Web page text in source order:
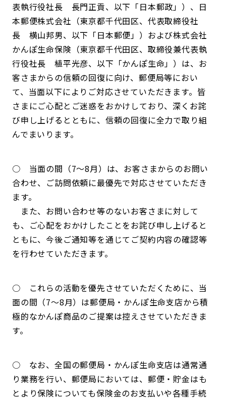
表執行役社長 長門正貢、以下「日本郵政」）、日
本郵便株式会社（東京都千代田区、代表取締役社
長 横山邦男、以下「日本郵便」）および株式会社
かんぽ生命保険（東京都千代田区、取締役兼代表執
行役社長 植平光彦、以下「かんぽ生命」）は、お
客さまからの信頼の回復に向け、郵便局等におい
て、当面以下によりご対応させていただきます。皆
さまにご心配とご迷惑をおかけしており、深くお詫
び申し上げるとともに、信頼の回復に全力で取り組
んでまいります。
○ 当面の間（7～8月）は、お客さまからのお問い
合わせ、ご訪問依頼に最優先で対応させていただき
ます。
また、お問い合わせ等のないお客さまに対して
も、ご心配をおかけしたことをお詫び申し上げると
ともに、今後ご通知等を通じてご契約内容の確認等
を行わせていただきます。
○ これらの活動を優先させていただくために、当
面の間（7～8月）は郵便局・かんぽ生命支店から積
極的なかんぽ商品のご提案は控えさせていただきま
す。
○ なお、全国の郵便局・かんぽ生命支店は通常通
り業務を行い、郵便局においては、郵便・貯金はも
とより保険についても保険金のお支払いや各種手続